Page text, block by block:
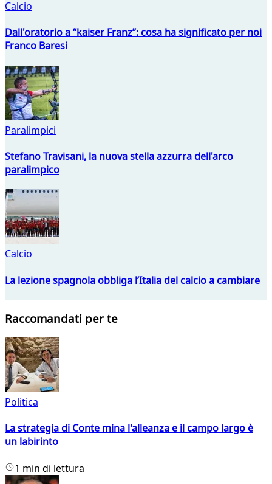
Calcio
Dall'oratorio a “kaiser Franz”: cosa ha significato per noi
Franco Baresi
Paralimpici
Stefano Travisani, la nuova stella azzurra dell'arco
paralimpico
Calcio
La lezione spagnola obbliga l’Italia del calcio a cambiare
Raccomandati per te
Politica
La strategia di Conte mina l'alleanza e il campo largo è
un labirinto
1 min di lettura